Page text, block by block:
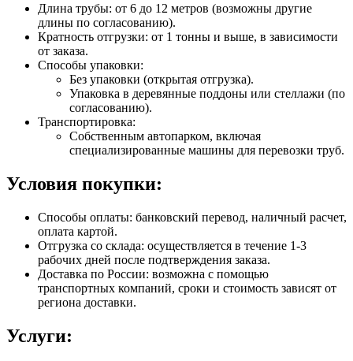
Длина трубы: от 6 до 12 метров (возможны другие
длины по согласованию).
Кратность отгрузки: от 1 тонны и выше, в зависимости
от заказа.
Способы упаковки:
Без упаковки (открытая отгрузка).
Упаковка в деревянные поддоны или стеллажи (по
согласованию).
Транспортировка:
Собственным автопарком, включая
специализированные машины для перевозки труб.
Условия покупки:
Способы оплаты: банковский перевод, наличный расчет,
оплата картой.
Отгрузка со склада: осуществляется в течение 1-3
рабочих дней после подтверждения заказа.
Доставка по России: возможна с помощью
транспортных компаний, сроки и стоимость зависят от
региона доставки.
Услуги: